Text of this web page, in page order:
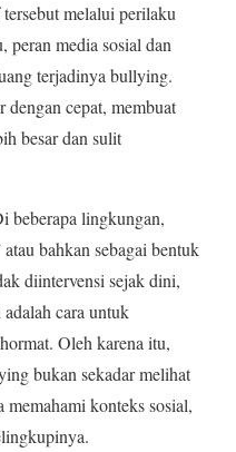
melalui perilaku
peran media sosial dan
terjadinya bullying.
dengan cepat, membuat
besar dan sulit
beberapa lingkungan,
bahkan sebagai bentuk
diintervensi sejak dini,
cara untuk
Oleh karena itu,
bukan sekadar melihat
konteks sosial,